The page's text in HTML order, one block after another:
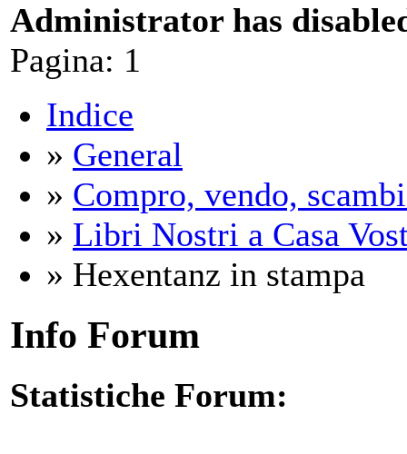
Administrator has
Pagina: 1
Indice
» General
» Compro, vendo,
» Libri Nostri a Casa
» Hexentanz in stampa
Info Forum
Statistiche Forum: